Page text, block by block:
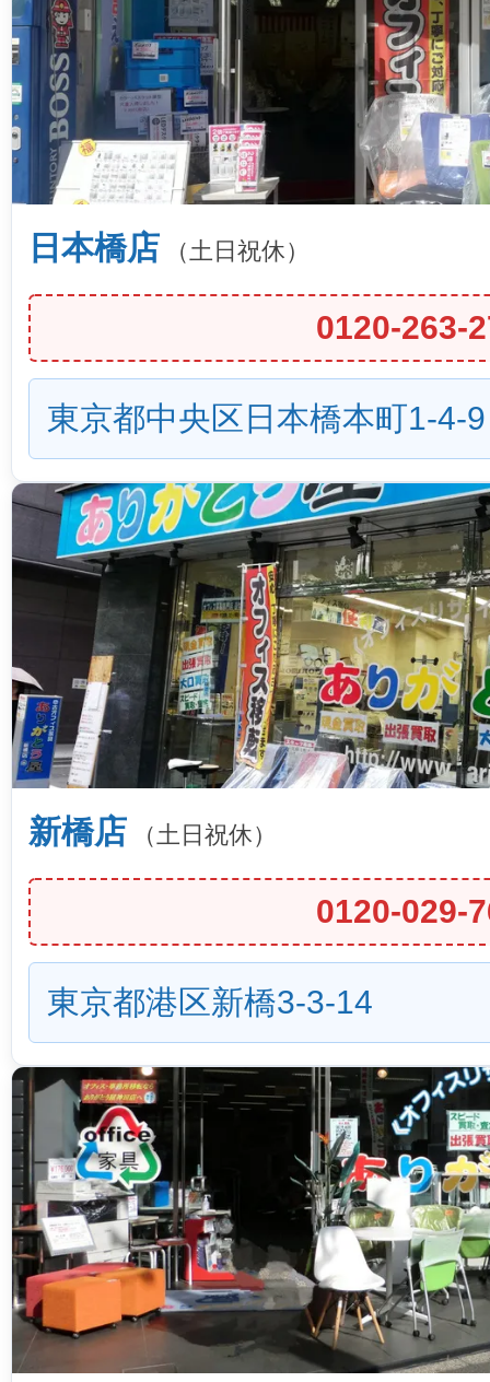
日本橋店 （土日祝休）
0120-263-
東京都中央区日本橋本町1-4-9
新橋店 （土日祝休）
0120-029-
東京都港区新橋3-3-14